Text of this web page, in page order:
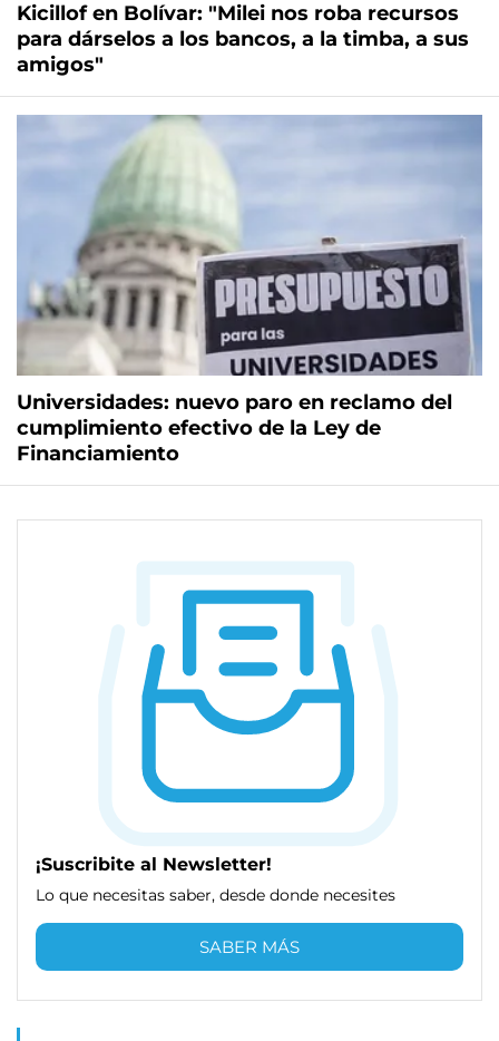
Kicillof en Bolívar: "Milei nos roba recursos
para dárselos a los bancos, a la timba, a sus
amigos"
Universidades: nuevo paro en reclamo del
cumplimiento efectivo de la Ley de
Financiamiento
¡Suscribite al Newsletter!
Lo que necesitas saber, desde donde necesites
SABER MÁS